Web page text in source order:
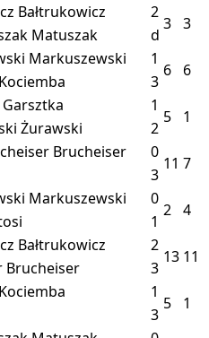
Bałtrukowicz 2
3 3
Matuszak
d
Markuszewski 1
6 6
Kociemba
3
Garsztka 1
5 1
Żurawski
2
Brucheiser 0
11 7
3
Markuszewski 0
2 4
1
Bałtrukowicz 2
13 11
Brucheiser
3
Kociemba 1
5 1
3